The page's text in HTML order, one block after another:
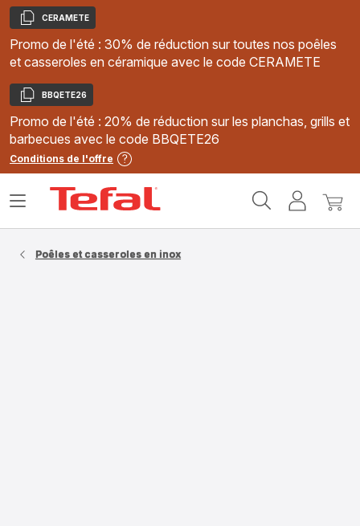
Copier
CERAMETE
Promo de l'été : 30% de réduction sur toutes nos poêles
et casseroles en céramique avec le code CERAMETE
Copier
BBQETE26
Promo de l'été : 20% de réduction sur les planchas, grills et
barbecues avec le code BBQETE26
Conditions de l'offre
MonMon
Ouvrir
Poêles et casseroles en inox